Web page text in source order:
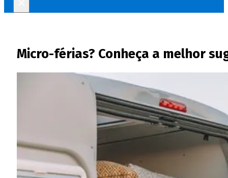
Micro-férias? Conheça a melhor